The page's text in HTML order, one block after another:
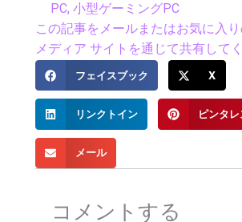
PC, 小型ゲーミングPC
この記事をメールまたはお気に入
メディア サイトを通じて共有して
フェイスブック X
リンクトイン ピンタレ
メール
コメントする